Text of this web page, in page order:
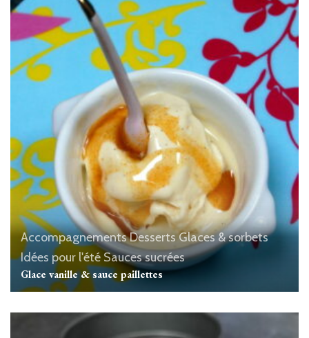
AccompagnementsDesserts Glaces & sorbets
Idées pour l'été Sauces sucrées
Glace vanille & sauce paillettes